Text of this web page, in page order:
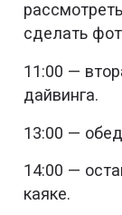
сделать
11:00 —
дайвинга.
13:00 —
14:00 —
каяке.